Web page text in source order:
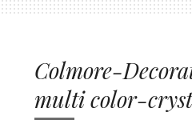
Colmore-
multi color-